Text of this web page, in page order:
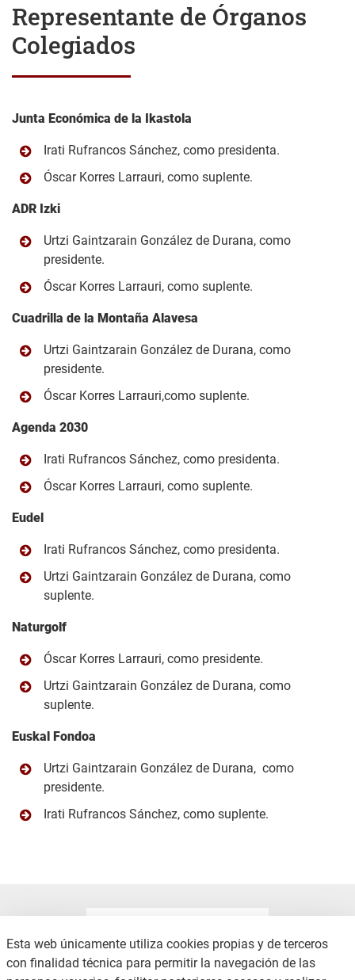
Representante de Órganos
Colegiados
Junta Económica de la Ikastola
Irati Rufrancos Sánchez, como presidenta.
Óscar Korres Larrauri, como suplente.
ADR Izki
Urtzi Gaintzarain González de Durana, como
presidente.
Óscar Korres Larrauri, como suplente.
Cuadrilla de la Montaña Alavesa
Urtzi Gaintzarain González de Durana, como
presidente.
Óscar Korres Larrauri,como suplente.
Agenda 2030
Irati Rufrancos Sánchez, como presidenta.
Óscar Korres Larrauri, como suplente.
Eudel
Irati Rufrancos Sánchez, como presidenta.
Urtzi Gaintzarain González de Durana, como
suplente.
Naturgolf
Óscar Korres Larrauri, como presidente.
Urtzi Gaintzarain González de Durana, como
suplente.
Euskal Fondoa
Urtzi Gaintzarain González de Durana, como
presidente.
Irati Rufrancos Sánchez, como suplente.
Esta web únicamente utiliza cookies propias y de terceros
con finalidad técnica para permitir la navegación de las